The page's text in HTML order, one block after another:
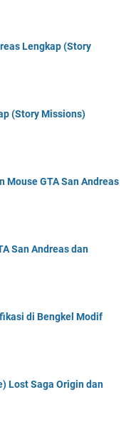
Lengkap (Story
(Story Missions)
Mouse GTA San Andreas
San Andreas dan
di Bengkel Modif
Lost Saga Origin dan